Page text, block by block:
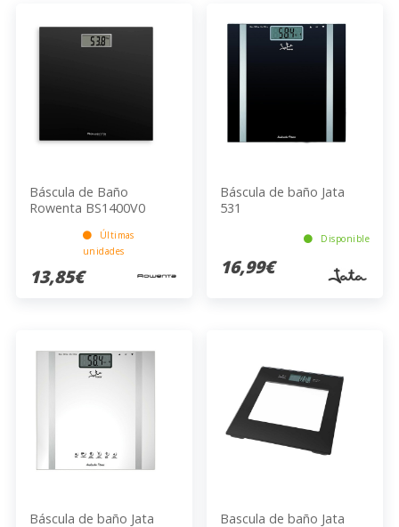
Báscula de Baño
Rowenta BS1400V0
Últimas
unidades
13,85€
Báscula de baño Jata
531
Disponible
16,99€
Báscula de baño Jata
Bascula de baño Jata